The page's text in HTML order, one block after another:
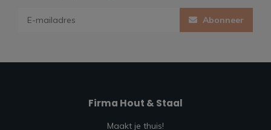
Abonneer
Firma Hout & Staal
Maakt je thuis!